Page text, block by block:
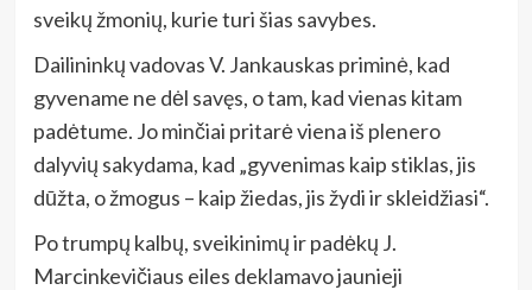
sveikų žmonių, kurie turi šias savybes.
Dailininkų vadovas V. Jankauskas priminė, kad
gyvename ne dėl savęs, o tam, kad vienas kitam
padėtume. Jo minčiai pritarė viena iš plenero
dalyvių sakydama, kad „gyvenimas kaip stiklas, jis
dūžta, o žmogus – kaip žiedas, jis žydi ir skleidžiasi“.
Po trumpų kalbų, sveikinimų ir padėkų J.
Marcinkevičiaus eiles deklamavo jaunieji